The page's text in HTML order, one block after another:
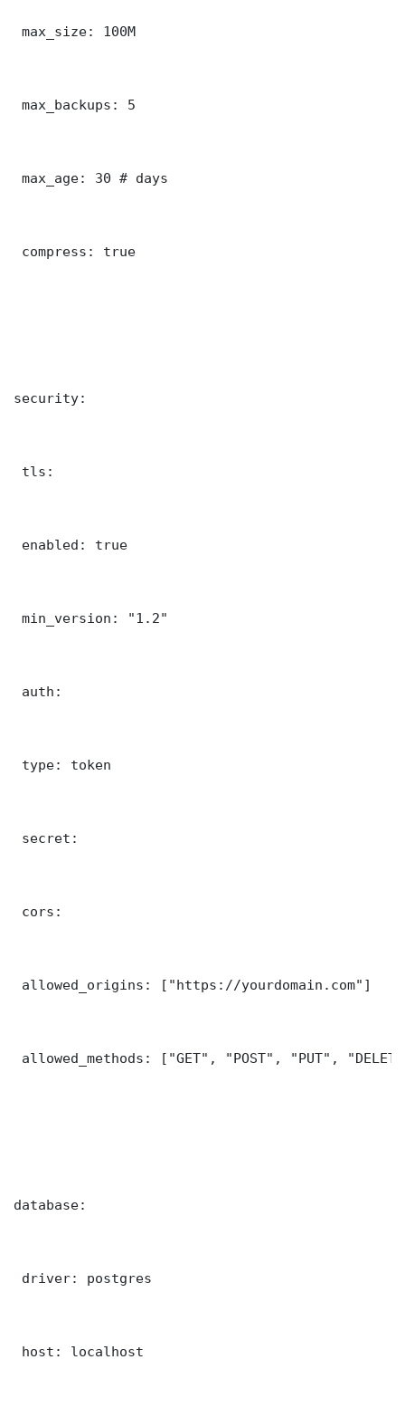
max_size: 100M
max_backups: 5
max_age: 30 # days
compress: true
security:
tls:
enabled: true
min_version: "1.2"
auth:
type: token
secret:
cors:
allowed_origins: ["https://yourdomain.com"]
allowed_methods: ["GET", "POST", "PUT",
database:
driver: postgres
host: localhost